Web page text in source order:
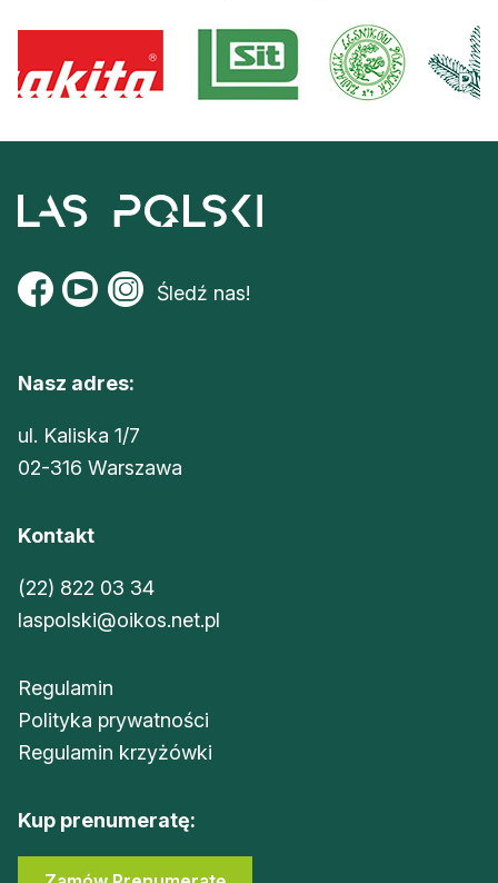
Śledź nas!
Nasz adres:
ul. Kaliska 1/7
02-316 Warszawa
Kontakt
(22) 822 03 34
laspolski@oikos.net.pl
Regulamin
Polityka prywatności
Regulamin krzyżówki
Kup prenumeratę: